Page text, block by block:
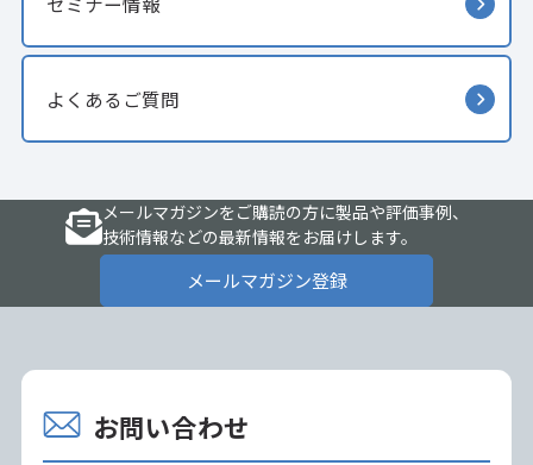
よくあるご質問
メールマガジンをご購読の方に製品や評価事例、
技術情報などの最新情報をお届けします。
メールマガジン登録
お問い合わせ